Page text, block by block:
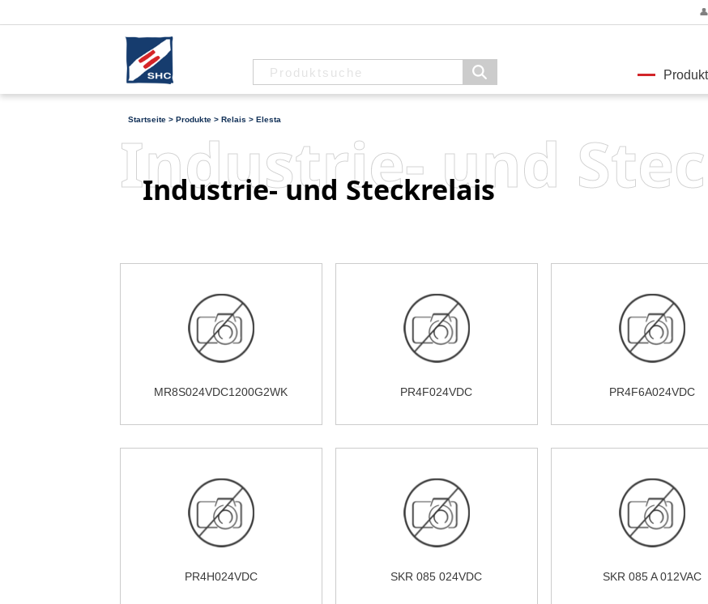
Startseite > Produkte > Relais > Elesta
Industrie- und
Industrie- und Steckrelais
MR8S024VDC1200G2WK PR4F024VDC PR4F6A024VDC
PR4H024VDC SKR 085 024VDC SKR 085 A 012VAC